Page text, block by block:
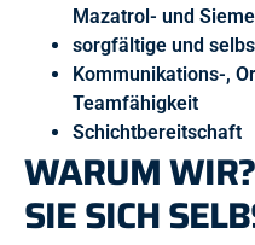
Mazatrol- und
sorgfältige und
Kommunikations-,
Teamfähigkeit
Schichtbereitschaft
WARUM
SIE SICH